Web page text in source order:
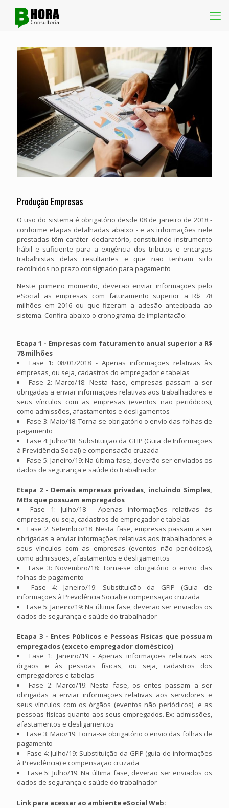
Produção Empresas
O uso do sistema é obrigatório desde 08 de janeiro de 2018 -
conforme etapas detalhadas abaixo - e as informações nele
prestadas têm caráter declaratório, constituindo instrumento
hábil e suficiente para a exigência dos tributos e encargos
trabalhistas delas resultantes e que não tenham sido
recolhidos no prazo consignado para pagamento
Neste primeiro momento, deverão enviar informações pelo
eSocial as empresas com faturamento superior a R$ 78
milhões em 2016 ou que fizeram a adesão antecipada ao
sistema. Confira abaixo o cronograma de implantação:
Etapa 1 - Empresas com faturamento anual superior a R$
78 milhões
Fase 1: 08/01/2018 - Apenas informações relativas às
empresas, ou seja, cadastros do empregador e tabelas
Fase 2: Março/18: Nesta fase, empresas passam a ser
obrigadas a enviar informações relativas aos trabalhadores e
seus vínculos com as empresas (eventos não periódicos),
como admissões, afastamentos e desligamentos
Fase 3: Maio/18: Torna-se obrigatório o envio das folhas de
pagamento
Fase 4: Julho/18: Substituição da GFIP (Guia de Informações
à Previdência Social) e compensação cruzada
Fase 5: Janeiro/19: Na última fase, deverão ser enviados os
dados de segurança e saúde do trabalhador
Etapa 2 - Demais empresas privadas, incluindo Simples,
MEIs que possuam empregados
Fase 1: Julho/18 - Apenas informações relativas às
empresas, ou seja, cadastros do empregador e tabelas
Fase 2: Setembro/18: Nesta fase, empresas passam a ser
obrigadas a enviar informações relativas aos trabalhadores e
seus vínculos com as empresas (eventos não periódicos),
como admissões, afastamentos e desligamentos
Fase 3: Novembro/18: Torna-se obrigatório o envio das
folhas de pagamento
Fase 4: Janeiro/19: Substituição da GFIP (Guia de
informações à Previdência Social) e compensação cruzada
Fase 5: Janeiro/19: Na última fase, deverão ser enviados os
dados de segurança e saúde do trabalhador
Etapa 3 - Entes Públicos e Pessoas Físicas que possuam
empregados (exceto empregador doméstico)
Fase 1: Janeiro/19 - Apenas informações relativas aos
órgãos e às pessoas físicas, ou seja, cadastros dos
empregadores e tabelas
Fase 2: Março/19: Nesta fase, os entes passam a ser
obrigadas a enviar informações relativas aos servidores e
seus vínculos com os órgãos (eventos não periódicos), e as
pessoas físicas quanto aos seus empregados. Ex: admissões,
afastamentos e desligamentos
Fase 3: Maio/19: Torna-se obrigatório o envio das folhas de
pagamento
Fase 4: Julho/19: Substituição da GFIP (guia de informações
à Previdência) e compensação cruzada
Fase 5: Julho/19: Na última fase, deverão ser enviados os
dados de segurança e saúde do trabalhador
Link para acessar ao ambiente eSocial Web: